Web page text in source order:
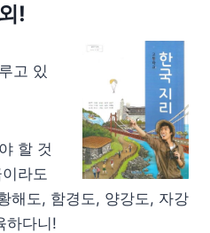
!
고 있
할 것
라도
해도, 함경도, 양강도, 자강
하다니!